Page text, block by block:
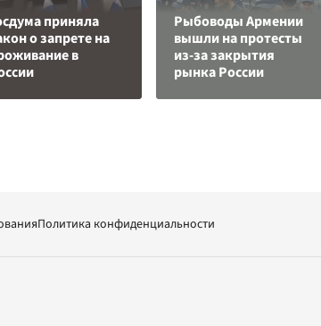
приняла
о запрете на
в
Рыбоводы Армении
вышли на протесты
из-за закрытия
рынка России
Политика конфиденциальности